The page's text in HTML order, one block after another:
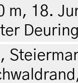
m, 18.